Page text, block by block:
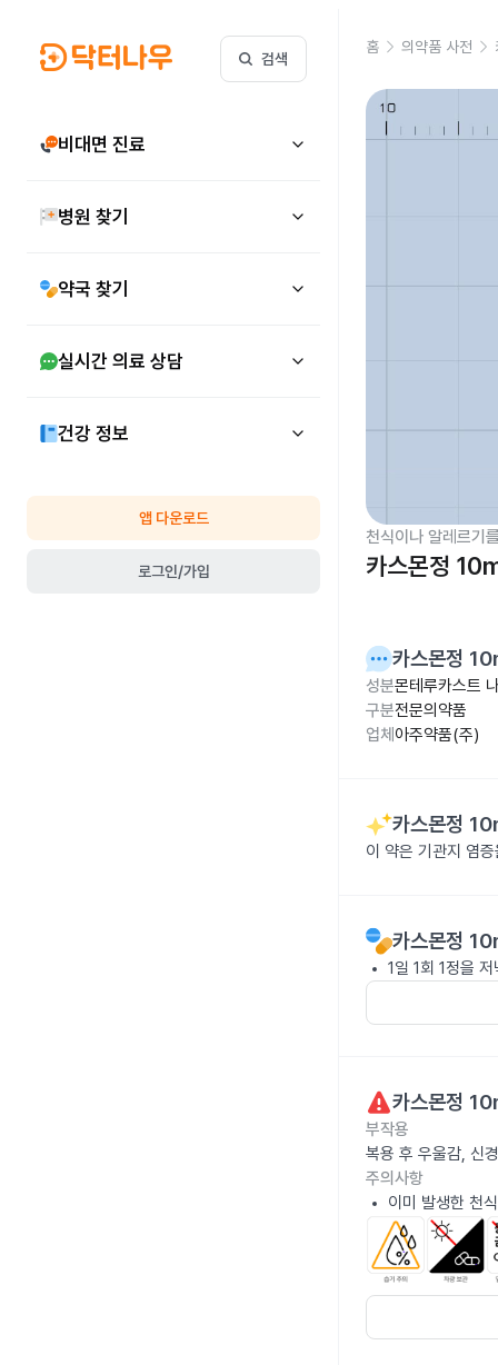
검색
비대면 진료
병원 찾기
약국 찾기
실시간 의료 상담
건강 정보
앱 다운로드
로그인/가입
홈 의약품 사전
천식이나 알레르기
카스몬정
카스몬정
성분몬테루카스트
구분전문의약품
업체 아주약품(주)
카스몬정
이 약은 기관지 염
카스몬정
1일 1회 1정을
카스몬정
부작용
복용 후 우울감, 신
주의사항
이미 발생한 천